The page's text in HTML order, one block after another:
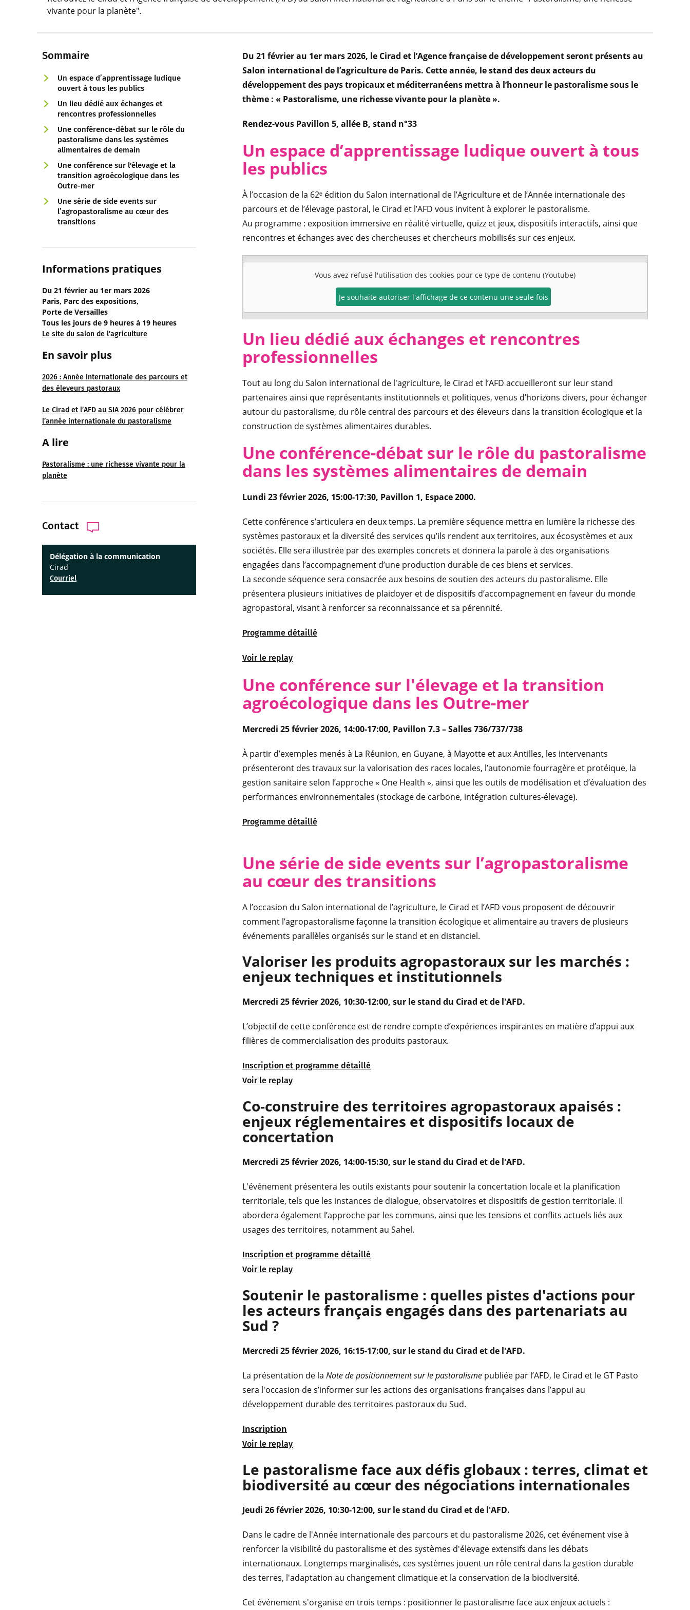
vivante pour la planète".
Sommaire
Un espace d’apprentissage ludique
ouvert à tous les publics
Un lieu dédié aux échanges et
rencontres professionnelles
Une conférence-débat sur le rôle du
pastoralisme dans les systèmes
alimentaires de demain
Une conférence sur l'élevage et la
transition agroécologique dans les
Outre-mer
Une série de side events sur
l’agropastoralisme au cœur des
transitions
Informations pratiques
Du 21 février au 1er mars 2026
Paris, Parc des expositions,
Porte de Versailles
Tous les jours de 9 heures à 19 heures
Le site du salon de l'agriculture
En savoir plus
2026 : Année internationale des parcours et
des éleveurs pastoraux
Le Cirad et l’AFD au SIA 2026 pour célébrer
l’année internationale du pastoralisme
A lire
Pastoralisme : une richesse vivante pour la
planète
Contact
Délégation à la communication
Cirad
Courriel
Du 21 février au 1er mars 2026, le Cirad et l’Agence française de développement seront présents au
Salon international de l’agriculture de Paris. Cette année, le stand des deux acteurs du
développement des pays tropicaux et méditerranéens mettra à l’honneur le pastoralisme sous le
thème : « Pastoralisme, une richesse vivante pour la planète ».
Rendez-vous Pavillon 5, allée B, stand n°33
Un espace d’apprentissage ludique ouvert à tous
les publics
À l’occasion de la 62ᵉ édition du Salon international de l’Agriculture et de l’Année internationale des
parcours et de l’élevage pastoral, le Cirad et l’AFD vous invitent à explorer le pastoralisme.
Au programme : exposition immersive en réalité virtuelle, quizz et jeux, dispositifs interactifs, ainsi que
rencontres et échanges avec des chercheuses et chercheurs mobilisés sur ces enjeux.
Vous avez refusé l'utilisation des cookies pour ce type de contenu (Youtube)
Je souhaite autoriser l'affichage de ce contenu une seule fois
Un lieu dédié aux échanges et rencontres
professionnelles
Tout au long du Salon international de l'agriculture, le Cirad et l’AFD accueilleront sur leur stand
partenaires ainsi que représentants institutionnels et politiques, venus d’horizons divers, pour échanger
autour du pastoralisme, du rôle central des parcours et des éleveurs dans la transition écologique et la
construction de systèmes alimentaires durables.
Une conférence-débat sur le rôle du pastoralisme
dans les systèmes alimentaires de demain
Lundi 23 février 2026, 15:00-17:30, Pavillon 1, Espace 2000.
Cette conférence s’articulera en deux temps. La première séquence mettra en lumière la richesse des
systèmes pastoraux et la diversité des services qu’ils rendent aux territoires, aux écosystèmes et aux
sociétés. Elle sera illustrée par des exemples concrets et donnera la parole à des organisations
engagées dans l’accompagnement d’une production durable de ces biens et services.
La seconde séquence sera consacrée aux besoins de soutien des acteurs du pastoralisme. Elle
présentera plusieurs initiatives de plaidoyer et de dispositifs d’accompagnement en faveur du monde
agropastoral, visant à renforcer sa reconnaissance et sa pérennité.
Programme détaillé
Voir le replay
Une conférence sur l'élevage et la transition
agroécologique dans les Outre-mer
Mercredi 25 février 2026, 14:00-17:00, Pavillon 7.3 – Salles 736/737/738
À partir d’exemples menés à La Réunion, en Guyane, à Mayotte et aux Antilles, les intervenants
présenteront des travaux sur la valorisation des races locales, l’autonomie fourragère et protéique, la
gestion sanitaire selon l’approche « One Health », ainsi que les outils de modélisation et d’évaluation des
performances environnementales (stockage de carbone, intégration cultures-élevage).
Programme détaillé
Une série de side events sur l’agropastoralisme
au cœur des transitions
A l’occasion du Salon international de l’agriculture, le Cirad et l’AFD vous proposent de découvrir
comment l’agropastoralisme façonne la transition écologique et alimentaire au travers de plusieurs
événements parallèles organisés sur le stand et en distanciel.
Valoriser les produits agropastoraux sur les marchés :
enjeux techniques et institutionnels
Mercredi 25 février 2026, 10:30-12:00, sur le stand du Cirad et de l'AFD.
L’objectif de cette conférence est de rendre compte d’expériences inspirantes en matière d’appui aux
filières de commercialisation des produits pastoraux.
Inscription et programme détaillé
Voir le replay
Co-construire des territoires agropastoraux apaisés :
enjeux réglementaires et dispositifs locaux de
concertation
Mercredi 25 février 2026, 14:00-15:30, sur le stand du Cirad et de l'AFD.
L'événement présentera les outils existants pour soutenir la concertation locale et la planification
territoriale, tels que les instances de dialogue, observatoires et dispositifs de gestion territoriale. Il
abordera également l’approche par les communs, ainsi que les tensions et conflits actuels liés aux
usages des territoires, notamment au Sahel.
Inscription et programme détaillé
Voir le replay
Soutenir le pastoralisme : quelles pistes d'actions pour
les acteurs français engagés dans des partenariats au
Sud ?
Mercredi 25 février 2026, 16:15-17:00, sur le stand du Cirad et de l'AFD.
La présentation de la Note de positionnement sur le pastoralisme publiée par l’AFD, le Cirad et le GT Pasto
sera l'occasion de s’informer sur les actions des organisations françaises dans l’appui au
développement durable des territoires pastoraux du Sud.
Inscription
Voir le replay
Le pastoralisme face aux défis globaux : terres, climat et
biodiversité au cœur des négociations internationales
Jeudi 26 février 2026, 10:30-12:00, sur le stand du Cirad et de l'AFD.
Dans le cadre de l'Année internationale des parcours et du pastoralisme 2026, cet événement vise à
renforcer la visibilité du pastoralisme et des systèmes d'élevage extensifs dans les débats
internationaux. Longtemps marginalisés, ces systèmes jouent un rôle central dans la gestion durable
des terres, l'adaptation au changement climatique et la conservation de la biodiversité.
Cet événement s'organise en trois temps : positionner le pastoralisme face aux enjeux actuels :